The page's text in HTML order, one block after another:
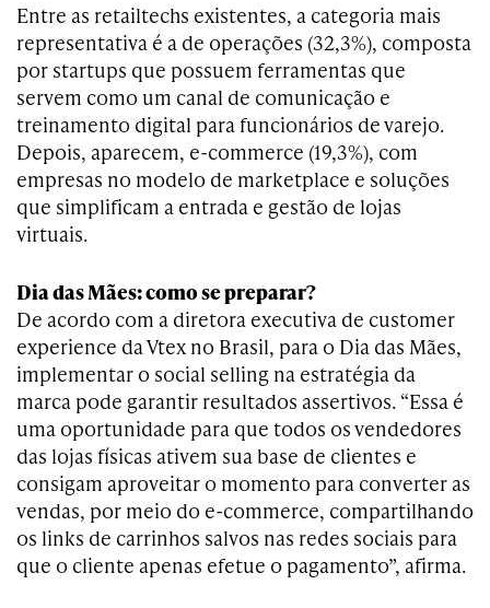
Entre as retailtechs existentes, a categoria mais
representativa é a de operações (32,3%), composta
por startups que possuem ferramentas que
servem como um canal de comunicação e
treinamento digital para funcionários de varejo.
Depois, aparecem, e-commerce (19,3%), com
empresas no modelo de marketplace e soluções
que simplificam a entrada e gestão de lojas
virtuais.
Dia das Mães: como se preparar?
De acordo com a diretora executiva de customer
experience da Vtex no Brasil, para o Dia das Mães,
implementar o social selling na estratégia da
marca pode garantir resultados assertivos. “Essa é
uma oportunidade para que todos os vendedores
das lojas físicas ativem sua base de clientes e
consigam aproveitar o momento para converter as
vendas, por meio do e-commerce, compartilhando
os links de carrinhos salvos nas redes sociais para
que o cliente apenas efetue o pagamento”, afirma.